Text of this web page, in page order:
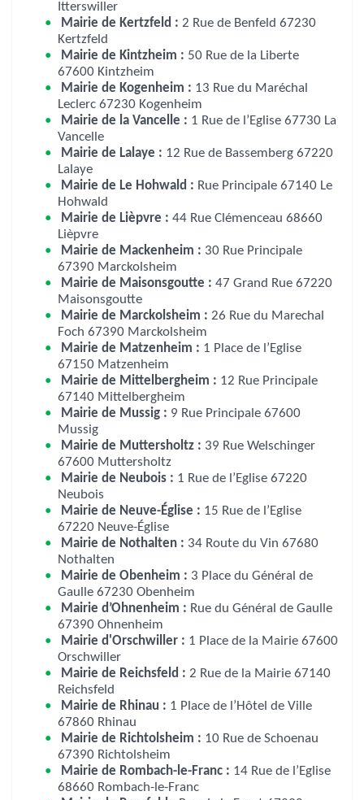
Itterswiller
Mairie de Kertzfeld : 2 Rue de Benfeld 67230
Kertzfeld
Mairie de Kintzheim :
67600 Kintzheim
Mairie de Kogenheim :
Leclerc 67230 Kogenheim
Mairie de la Vancelle :
Vancelle
Mairie de Lalaye :
Lalaye
Mairie de Le Hohwald :
Hohwald
Mairie de Lièpvre : 44 Rue Clémenceau 68660
Lièpvre
Mairie de Mackenheim :
67390 Marckolsheim
Mairie de Maisonsgoutte : 47 Grand Rue 67220
Maisonsgoutte
Mairie de Marckolsheim : 26 Rue du Marechal
Foch 67390 Marckolsheim
Mairie de Matzenheim :
67150 Matzenheim
Mairie de Mittelbergheim :
67140 Mittelbergheim
Mairie de Mussig :
Mussig
Mairie de Muttersholtz :
67600 Muttersholtz
Mairie de Neubois :
Neubois
Mairie de Neuve-Église :
67220 Neuve-Église
Mairie de Nothalten :
Nothalten
Mairie de Obenheim :
Gaulle 67230 Obenheim
Mairie d’Ohnenheim :
67390 Ohnenheim
Mairie d'Orschwiller :
Orschwiller
Mairie de Reichsfeld : 2 Rue de la Mairie 67140
Reichsfeld
Mairie de Rhinau :
67860 Rhinau
Mairie de Richtolsheim :
67390 Richtolsheim
Mairie de Rombach-le-Franc :
68660 Rombach-le-Franc